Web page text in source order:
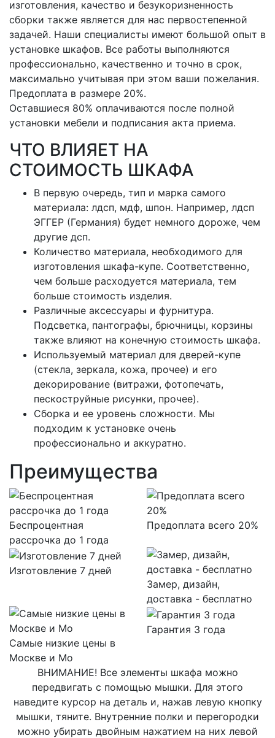
изготовления, качество и безукоризненность
сборки также является для нас первостепенной
задачей. Наши специалисты имеют большой опыт в
установке шкафов. Все работы выполняются
профессионально, качественно и точно в срок,
максимально учитывая при этом ваши пожелания.
Предоплата в размере 20%.
Оставшиеся 80% оплачиваются после полной
установки мебели и подписания акта приема.
ЧТО ВЛИЯЕТ НА
СТОИМОСТЬ ШКАФА
В первую очередь, тип и марка самого
материала: лдсп, мдф, шпон. Например, лдсп
ЭГГЕР (Германия) будет немного дороже, чем
другие дсп.
Количество материала, необходимого для
изготовления шкафа-купе. Соответственно,
чем больше расходуется материала, тем
больше стоимость изделия.
Различные аксессуары и фурнитура.
Подсветка, пантографы, брючницы, корзины
также влияют на конечную стоимость шкафа.
Используемый материал для дверей-купе
(стекла, зеркала, кожа, прочее) и его
декорирование (витражи, фотопечать,
пескоструйные рисунки, прочее).
Сборка и ее уровень сложности. Мы
подходим к установке очень
профессионально и аккуратно.
Преимущества
Беспроцентная
рассрочка до 1 года
Предоплата всего 20%
Изготовление 7 дней
Замер, дизайн,
доставка - бесплатно
Самые низкие цены в
Москве и Мо
Гарантия 3 года
ВНИМАНИЕ! Все элементы шкафа можно
передвигать с помощью мышки. Для этого
наведите курсор на деталь и, нажав левую кнопку
мышки, тяните. Внутренние полки и перегородки
можно убирать двойным нажатием на них левой